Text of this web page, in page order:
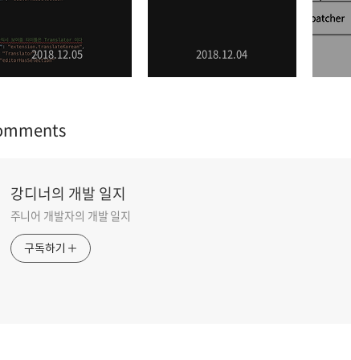
2018.12.05 2018.12.04
강디너의 개발 일지
주니어 개발자의 개발 일지
구독하기